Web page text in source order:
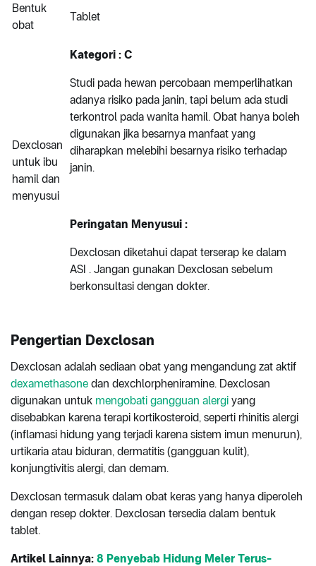
Bentuk
obat
Tablet
Dexclosan
untuk ibu
hamil dan
menyusui
Kategori : C
Studi pada hewan percobaan memperlihatkan
adanya risiko pada janin, tapi belum ada studi
terkontrol pada wanita hamil. Obat hanya boleh
digunakan jika besarnya manfaat yang
diharapkan melebihi besarnya risiko terhadap
janin.
Peringatan Menyusui :
Dexclosan diketahui dapat terserap ke dalam
ASI . Jangan gunakan Dexclosan sebelum
berkonsultasi dengan dokter.
Pengertian Dexclosan
Dexclosan adalah sediaan obat yang mengandung zat aktif
dexamethasone dan dexchlorpheniramine. Dexclosan
digunakan untuk mengobati gangguan alergi yang
disebabkan karena terapi kortikosteroid, seperti rhinitis alergi
(inflamasi hidung yang terjadi karena sistem imun menurun),
urtikaria atau biduran, dermatitis (gangguan kulit),
konjungtivitis alergi, dan demam.
Dexclosan termasuk dalam obat keras yang hanya diperoleh
dengan resep dokter. Dexclosan tersedia dalam bentuk
tablet.
Artikel Lainnya: 8 Penyebab Hidung Meler Terus-